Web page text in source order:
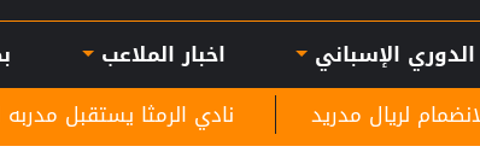
الدوري الإسباني اخبار الملاعب
نادي الرمثا يستقبل مدربه الجديد غاسانين